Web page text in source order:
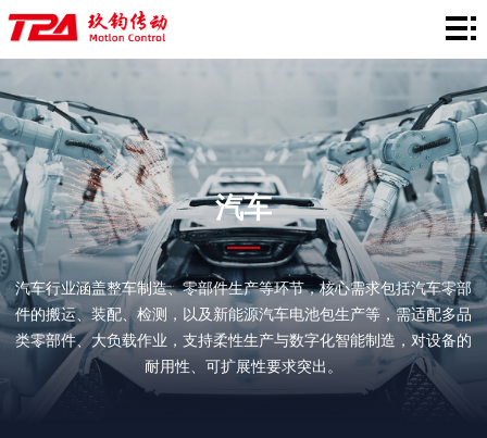
网
站
首
页
产
品
中
心
在
线
选
型
行
业
应
用
服
务
支
新
闻
关
汽车
汽车行业涵盖整车制造、零部件生产等环节，核心需求包括汽车零部
件的搬运、装配、检测，以及新能源汽车电池包生产等，需适配多品
类零部件、大负载作业，支持柔性生产与数字化智能制造，对设备的
耐用性、可扩展性要求突出。